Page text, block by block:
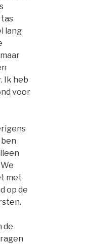
lang
Ik heb
voor
met
op de
de